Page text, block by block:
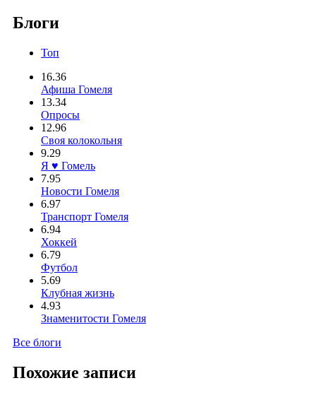
Блоги
Топ
16.36
Афиша Гомеля
13.34
Опросы
12.96
Своя колокольня
9.29
Я ♥ Гомель
7.95
Новости Гомеля
6.97
Транспорт Гомеля
6.94
Хоккей
6.79
Футбол
5.69
Клубная жизнь
4.93
Знаменитости Гомеля
Все блоги
Похожие записи